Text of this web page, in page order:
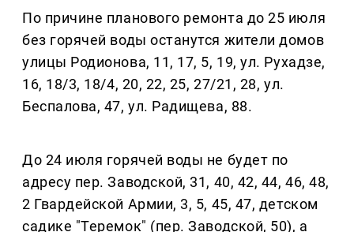
По причине планового ремонта до 25 июля
без горячей воды останутся жители домов
улицы Родионова, 11, 17, 5, 19, ул. Рухадзе,
16, 18/3, 18/4, 20, 22, 25, 27/21, 28, ул.
Беспалова, 47, ул. Радищева, 88.
До 24 июля горячей воды не будет по
адресу пер. Заводской, 31, 40, 42, 44, 46, 48,
2 Гвардейской Армии, 3, 5, 45, 47, детском
садике "Теремок" (пер. Заводской, 50), а